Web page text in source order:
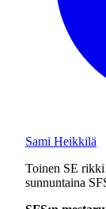
Sami Heikkilä
Toinen SE
sunnuntaina